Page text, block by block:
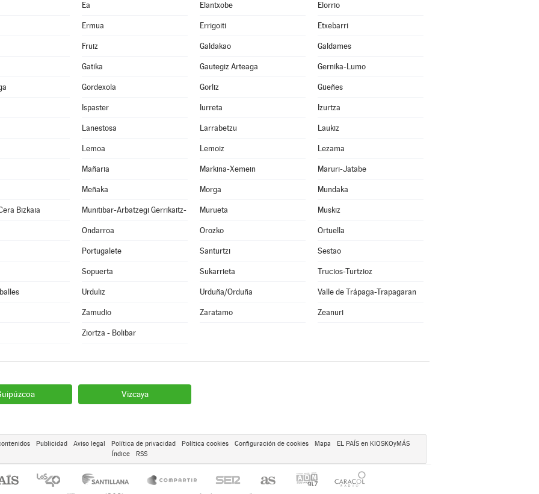
Ea Elantxobe Elorrio
Ermua Errigoiti Etxebarri
Fruiz Galdakao Galdames
Gatika Gautegiz Arteaga Gernika-Lumo
Gordexola Gorliz Güeñes
Ispaster Iurreta Izurtza
Lanestosa Larrabetzu Laukiz
Lemoa Lemoiz Lezama
Mañaria Markina-Xemein Maruri-Jatabe
Meñaka Morga Mundaka
Bizkaia Munitibar-Arbatzegi Gerrikaitz- Murueta Muskiz
Ondarroa Orozko Ortuella
Portugalete Santurtzi Sestao
Sopuerta Sukarrieta Trucios-Turtzioz
Urduliz Urduña/Orduña Valle de Trápaga-Trapagaran
Zamudio Zaratamo Zeanuri
Ziortza - Bolibar
Vizcaya
Publicidad Aviso legal Política de privacidad Política cookies Configuración de cookies Mapa
EL PAÍS en KIOSKOyMÁS
Índice
RSS